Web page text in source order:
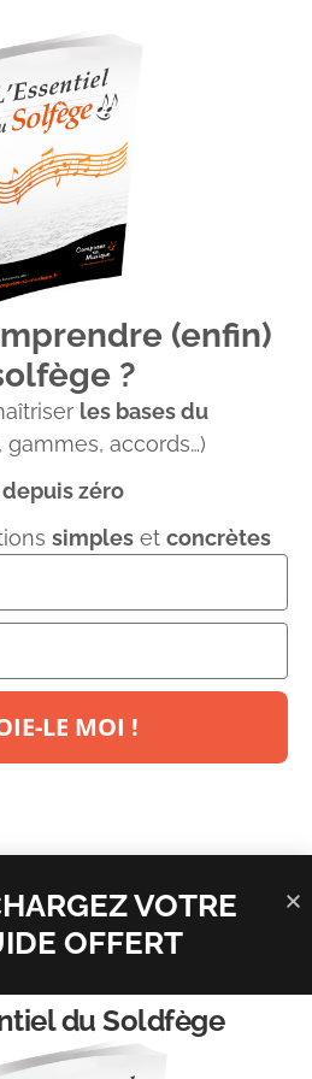
pas publiée. Les champs
avec *
(enfin)
?
les bases du
gammes, accords…)
depuis zéro
simples et concrètes
LE MOI !
VOTRE
OFFERT
du Soldfège